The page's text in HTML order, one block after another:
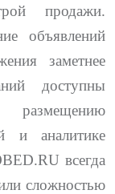
продажи.
объявлений
заметнее
доступны
размещению
и аналитике
всегда
сложностью